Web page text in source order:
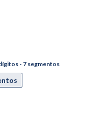
- 7 segmentos